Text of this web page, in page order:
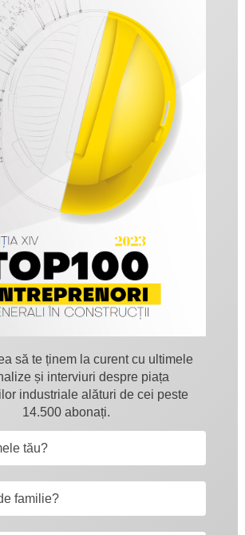
să te ținem la curent cu ultimele
și interviuri despre piața
industriale alături de cei peste
14.500 abonați.